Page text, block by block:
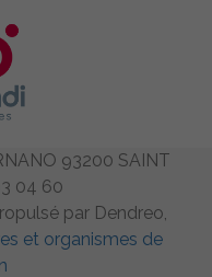
93200 SAINT
04 60
par Dendreo,
et organismes de